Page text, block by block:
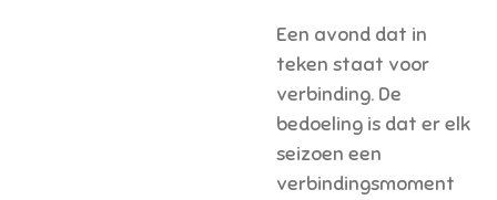
Een avond dat in
teken staat voor
verbinding. De
bedoeling is dat er elk
seizoen een
verbindingsmoment